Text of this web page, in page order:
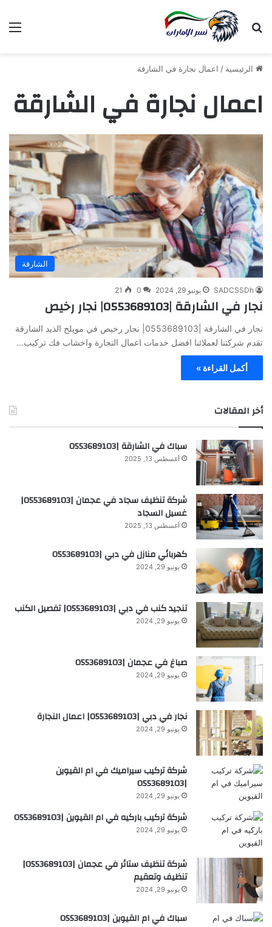
بحث عن
الرئيسية / اعمال نجارة في الشارقة
اعمال نجارة في الشارقة
الشارقة
SADCSSDh يونيو 29, 2024 0
21
نجار في الشارقة |0553689103| نجار رخيص
نجار في الشارقة |0553689103| نجار رخيص في مويلح الذيد الشارقة
تقدم شركتنا لعملائنا افضل خدمات اعمال النجارة واخشاب فك تركيب…
أكمل القراءة »
أخر المقالات
سباك في الشارقة |0553689103
أغسطس 13, 2025
شركة تنظيف سجاد في عجمان |0553689103|
غسيل السجاد
أغسطس 13, 2025
كهربائي منازل في دبي |0553689103
يونيو 29, 2024
تنجيد كنب في دبي |0553689103| تفصيل الكنب
يونيو 29, 2024
صباغ في عجمان |0553689103
يونيو 29, 2024
نجار في دبي |0553689103| اعمال النجارة
يونيو 29, 2024
شركة تركيب سيراميك في ام القيوين
|0553689103
يونيو 29, 2024
شركة تركيب باركيه في ام القيوين |0553689103
يونيو 29, 2024
شركة تنظيف ستائر في عجمان |0553689103|
تنظيف وتعقيم
يونيو 29, 2024
سباك في ام القيوين |0553689103